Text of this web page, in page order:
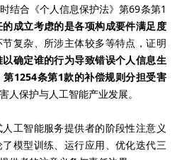
结合《个人信息保护法》第69条第1
的成立考虑的是各项构成要件满足度
复杂、所涉主体较多等特点，证明
以确定谁的行为导致错误个人信息生
1254条第1款的补偿规则分担受害
人保护与人工智能产业发展。
智能服务提供者的阶段性注意义
模型训练、运行应用、优化迭代三